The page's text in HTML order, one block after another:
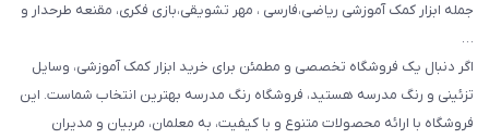
جمله ابزار کمک آموزشی ریاضی،فارسی ، مهر تشویقی،بازی فکری، مقنعه طرحدار و
…
اگر دنبال یک فروشگاه تخصصی و مطمئن برای خرید ابزار کمک آموزشی، وسایل
تزئینی و رنگ مدرسه هستید، فروشگاه رنگ مدرسه بهترین انتخاب شماست. این
فروشگاه با ارائه محصولات متنوع و با کیفیت، به معلمان، مربیان و مدیران